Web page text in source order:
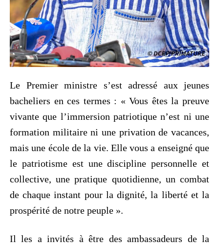
Le Premier ministre s’est adressé aux jeunes
bacheliers en ces termes : « Vous êtes la preuve
vivante que l’immersion patriotique n’est ni une
formation militaire ni une privation de vacances,
mais une école de la vie. Elle vous a enseigné que
le patriotisme est une discipline personnelle et
collective, une pratique quotidienne, un combat
de chaque instant pour la dignité, la liberté et la
prospérité de notre peuple ».
‎Il les a invités à être des ambassadeurs de la